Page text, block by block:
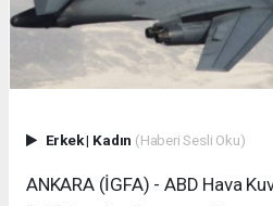
Erkek| Kadın (Haberi Sesli Oku)
ANKARA (İGFA) - ABD Hava